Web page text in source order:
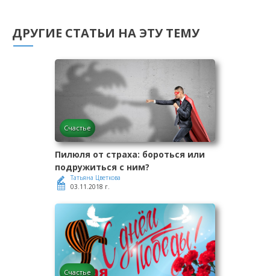
ДРУГИЕ СТАТЬИ НА ЭТУ ТЕМУ
Счастье
Пилюля от страха: бороться или
подружиться с ним?
Татьяна Цветкова
03.11.2018 г.
Счастье